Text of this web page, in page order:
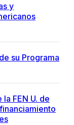
y
su Programa
FEN U. de